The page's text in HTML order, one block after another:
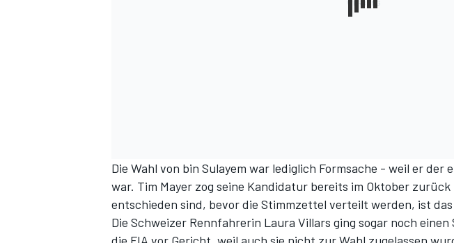
Die Wahl von bin Sulayem war lediglich Formsache - weil er der
war. Tim Mayer zog seine Kandidatur bereits im Oktober
entschieden sind, bevor die Stimmzettel verteilt werden, ist
Die Schweizer Rennfahrerin Laura Villars ging sogar noch